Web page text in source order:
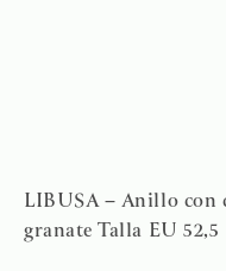
LIBUSA – Anillo con
granate Talla EU 52,5